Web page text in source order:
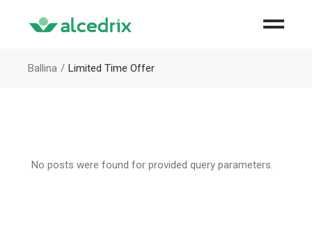
Ballina Limited Time Offer
No posts were found for provided query parameters.